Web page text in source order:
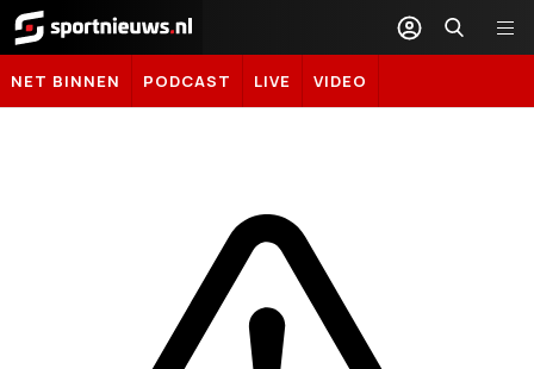
Sportnieuws.nl
NET BINNEN PODCAST LIVE VIDEO